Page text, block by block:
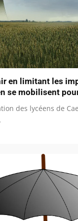
en limitant les
se mobilisent
des lycéens de